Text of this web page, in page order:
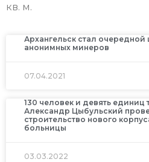
кв. м.
Архангельск стал очередной
анонимных минеров
07.04.2021
130 человек и девять единиц
Александр Цыбульский
строительство нового
больницы
03.03.2022